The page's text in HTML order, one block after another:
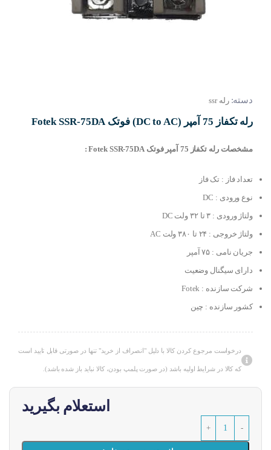
دسته: رله ssr
رله تکفاز 75 آمپر (DC to AC) فوتک Fotek SSR-75DA
مشخصات رله تکفاز 75 آمپر فوتک Fotek SSR-75DA :
تعداد فاز : تک فاز
نوع ورودی : DC
ولتاژ ورودی : ۳ تا ۳۲ ولت DC
ولتاژ خروجی : ۲۴ تا ۳۸۰ ولت AC
جریان نامی : ۷۵ آمپر
دارای سیگنال وضعیت
شرکت سازنده : Fotek
کشور سازنده : چین
درخواست مرجوع کردن کالا با دلیل "انصراف از خرید" تنها در صورتی قابل تایید است
که کالا در شرایط اولیه باشد (در صورت پلمپ بودن، کالا نباید باز شده باشد).
استعلام بگیرید